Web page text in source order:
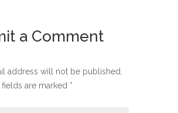
a Comment
address will not be published.
fields are marked *